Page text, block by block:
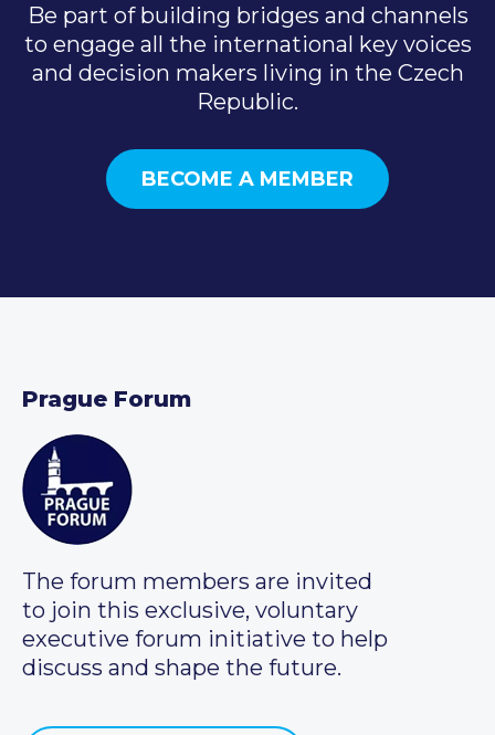
Be part of building bridges and channels
to engage all the international key voices
and decision makers living in the Czech
Republic.
BECOME A MEMBER
Prague Forum
The forum members are invited
to join this exclusive, voluntary
executive forum initiative to help
discuss and shape the future.